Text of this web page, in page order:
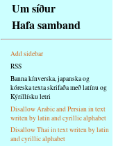
základní
Hlavní
strana
Um síður
Hafa samband
Add sidebar
RSS
Banna kínverska, japanska og
kóreska texta skrifaða með latínu og
Kýrillísku letri
Disallow Arabic and Persian in text
writen by latin and cyrillic alphabet
Disallow Thai in text writen by latin
and cyrillic alphabet